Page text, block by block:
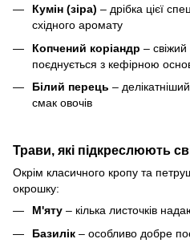
Кумін (зіра) – дрібка цієї
східного аромату
Копчений коріандр – свіжий
поєднується з кефірною
Білий перець –
смак овочів
Трави, які підкреслюють
Окрім класичного кропу та
окрошку:
М'яту – кілька листочків
Базилік – особливо добре